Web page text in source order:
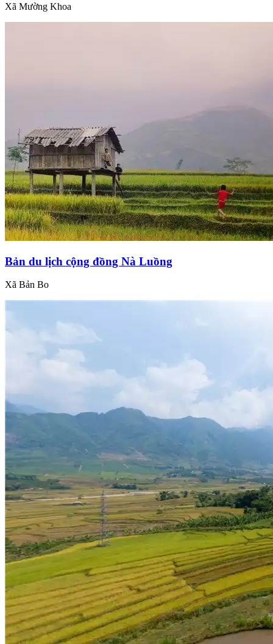
Xã Mường Khoa
Bản du lịch cộng đồng Nà Luồng
Xã Bản Bo